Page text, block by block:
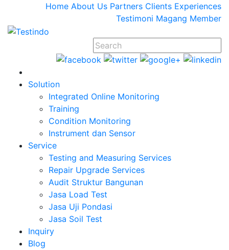
Home About Us Partners Clients Experiences
Testimoni Magang Member
Solution
Integrated Online Monitoring
Training
Condition Monitoring
Instrument dan Sensor
Service
Testing and Measuring Services
Repair Upgrade Services
Audit Struktur Bangunan
Jasa Load Test
Jasa Uji Pondasi
Jasa Soil Test
Inquiry
Blog